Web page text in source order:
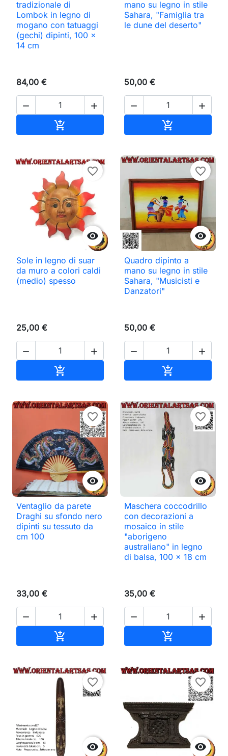
tradizionale di
Lombok in legno di
mogano con tatuaggi
(gechi) dipinti, 100 x
14 cm
84,00 €
 

mano su legno in stile
Sahara, "Famiglia tra
le dune del deserto"
50,00 €
 


favorite_border
Sole in legno di suar
da muro a colori caldi
(medio) spesso
25,00 €
 


favorite_border
Quadro dipinto a
mano su legno in stile
Sahara, "Musicisti e
Danzatori"
50,00 €
 


favorite_border
Ventaglio da parete
Draghi su sfondo nero
dipinti su tessuto da
cm 100
33,00 €
 


favorite_border
Maschera coccodrillo
con decorazioni a
mosaico in stile
"aborigeno
australiano" in legno
di balsa, 100 x 18 cm
35,00 €
 


favorite_border

favorite_border